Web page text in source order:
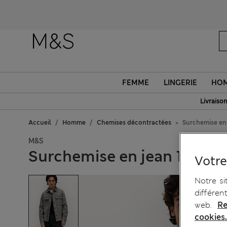
FEMME LINGERIE
Accueil Homme Chemises décontractées Surchemise
M&S
Surchemise en jean 100 %
Notre
web.
cookies.